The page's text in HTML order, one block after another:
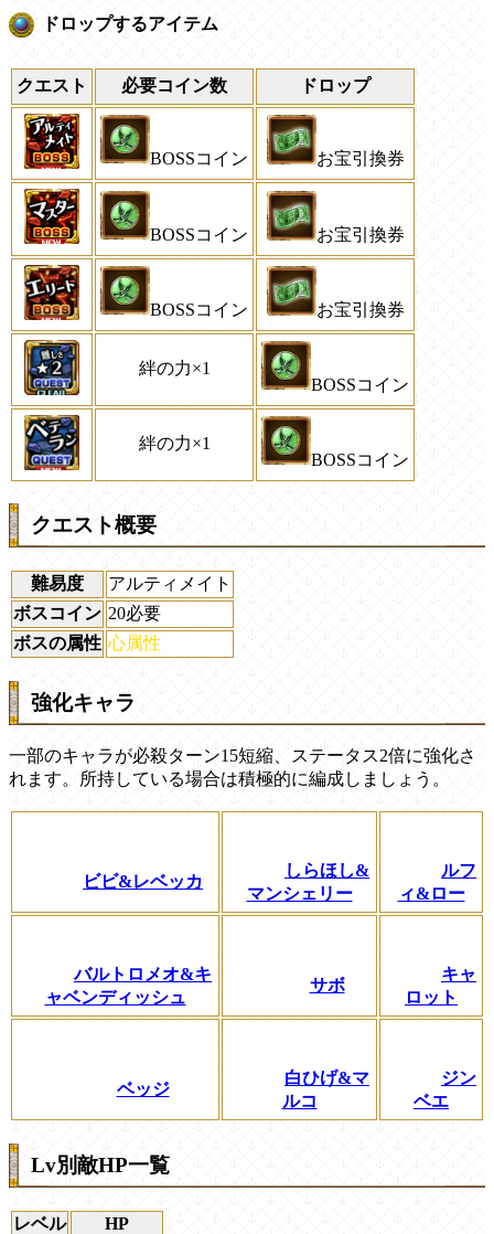
ドロップするアイテム
クエスト 必要コイン数 ドロップ
BOSSコイン お宝引換券
BOSSコイン お宝引換券
BOSSコイン お宝引換券
絆の力×1
BOSSコイン
絆の力×1
BOSSコイン
クエスト概要
難易度
アルティメイト
ボスコイン 20必要
ボスの属性 心属性
強化キャラ
一部のキャラが必殺ターン15短縮、ステータス2倍に強化さ
れます。所持している場合は積極的に編成しましょう。
ビビ&レベッカ
しらほし&
マンシェリー
ルフ
ィ&ロー
バルトロメオ&キ
ャベンディッシュ
サボ
キャ
ロット
ベッジ
白ひげ&マ
ルコ
ジン
ベエ
Lv別敵HP一覧
レベル
HP